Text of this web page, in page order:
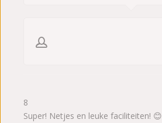
8
Super! Netjes en leuke faciliteiten! 😊